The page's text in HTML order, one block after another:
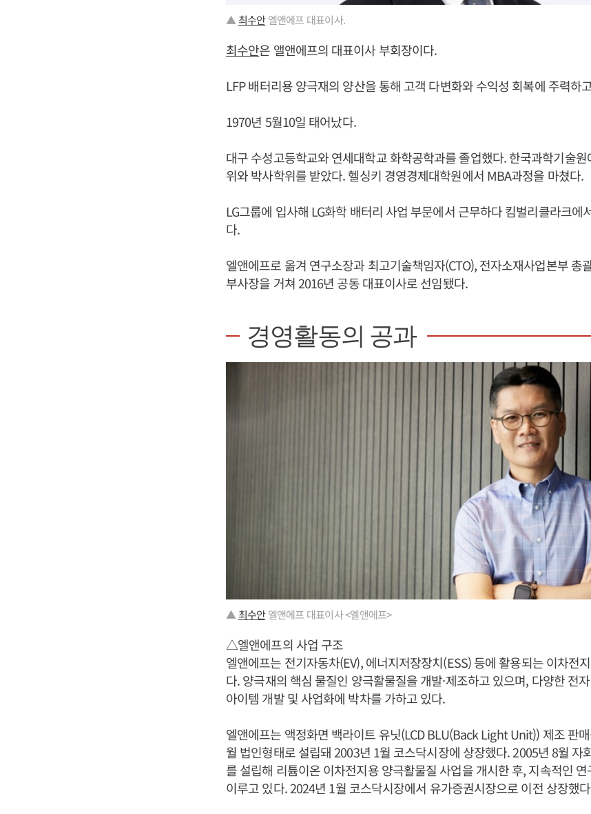
▲ 최수안엘앤에프 대표이사.
최수안은 앨앤에프의 대표이사 부회장이다.
LFP 배터리용 양극재의 양산을 통해 고객 다변화와 수익성 회복에 주력하
1970년 5월10일 태어났다.
대구 수성고등학교와 연세대학교 화학공학과를 졸업했다. 한국과학기술
위와 박사학위를 받았다. 헬싱키 경영경제대학원에서 MBA과정을 마쳤다.
LG그룹에 입사해 LG화학 배터리 사업 부문에서 근무하다 킴벌리클라크에
다.
엘앤에프로 옮겨 연구소장과 최고기술책임자(CTO), 전자소재사업본부 총
부사장을 거쳐 2016년 공동 대표이사로 선임됐다.
경영활동의 공과
▲ 최수안엘앤에프 대표이사 <엘앤에프>
△엘앤에프의 사업 구조
엘앤에프는 전기자동차(EV), 에너지저장장치(ESS) 등에 활용되는 이차전
다. 양극재의 핵심 물질인 양극활물질을 개발·제조하고 있으며, 다양한 전
아이템 개발 및 사업화에 박차를 가하고 있다.
엘앤에프는 액정화면 백라이트 유닛(LCD BLU(Back Light Unit)) 제조 판
월 법인형태로 설립돼 2003년 1월 코스닥시장에 상장했다. 2005년 8월 자
를 설립해 리튬이온 이차전지용 양극활물질 사업을 개시한 후, 지속적인
이루고 있다. 2024년 1월 코스닥시장에서 유가증권시장으로 이전 상장했